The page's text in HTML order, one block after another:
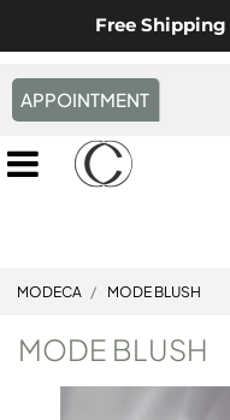
Free Shipping
APPOINTMENT
Open menu
MODECA MODE BLUSH
MODE BLUSH